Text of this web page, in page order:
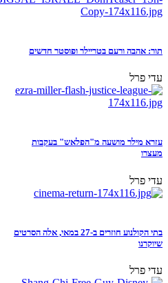
תור: אהבה ורעם בטריילר ופוסטר חדשים
עדי פרל
עזרא מילר מושעה מ"הפלאש" בעקבות
מעצרו
עדי פרל
בתי הקולנוע חוזרים ב-27 במאי, אלה הסרטים
שיוקרנו
עדי פרל